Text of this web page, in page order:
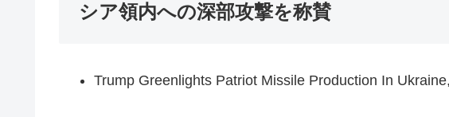
シア領内への深部攻撃を称賛
Trump Greenlights Patriot Missile Production In